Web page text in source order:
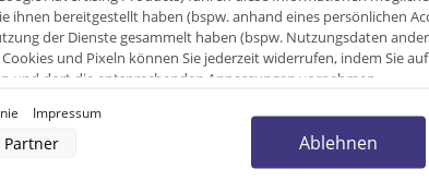
ihnen bereitgestellt haben (bspw. anhand eines persönlichen
der Dienste gesammelt haben (bspw. Nutzungsdaten
und Pixeln können Sie jederzeit widerrufen, indem Sie
und dort die entsprechenden Anpassungen vornehmen.
durch unsere Partner:
Zugriff auf Informationen auf einem Endgerät
Daten zur Auswahl von Werbeanzeigen
Impressum
Partner Ablehnen